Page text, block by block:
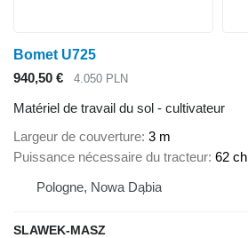
Bomet U725
940,50 €
4.050 PLN
Matériel de travail du sol - cultivateur
Largeur de couverture 3 m
Puissance nécessaire du tracteur 62 ch
Pologne, Nowa Dąbia
SLAWEK-MASZ